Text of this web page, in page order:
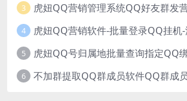
3 虎妞QQ营销管理系统QQ好友群发
4
5
6